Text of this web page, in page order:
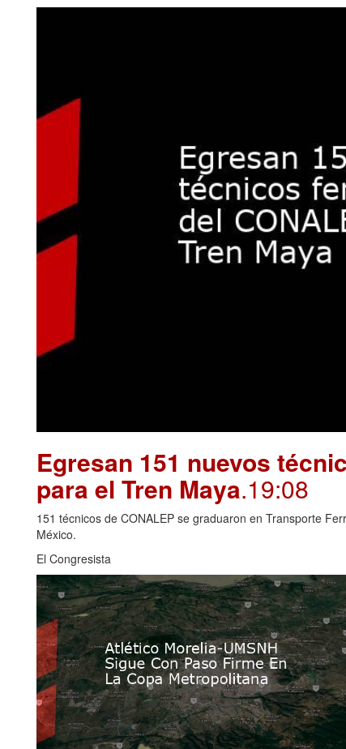
Egresan 151 nuevos
para el Tren Maya.19:08
151 técnicos de CONALEP se graduaron en Transporte
México.
El Congresista